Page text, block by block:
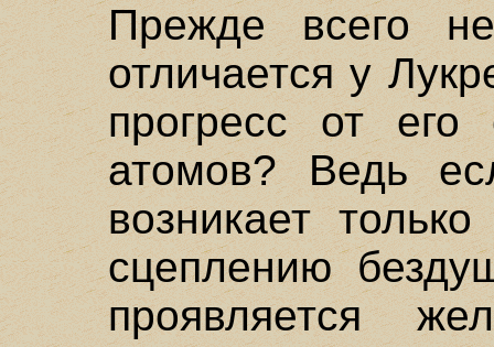
Прежде всего
отличается у
прогресс от его
атомов? Ведь
возникает
сцеплению
проявляется